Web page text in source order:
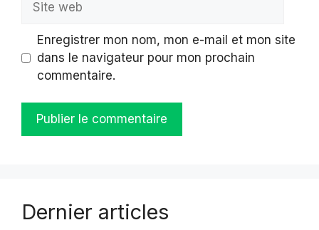
web
Enregistrer mon nom, mon e-mail et mon site
dans le navigateur pour mon prochain
commentaire.
Dernier articles